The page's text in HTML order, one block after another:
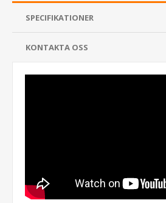
SPECIFIKATIONER
KONTAKTA OSS